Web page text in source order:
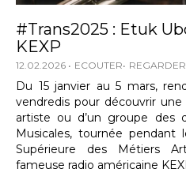
#Trans2025 : Etuk
KEXP
12.02.2026 ECOUTER REGARDER
Du 15 janvier au 5 mars,
vendredis pour découvrir une
artiste ou d’un groupe des
Musicales, tournée pendant
Supérieure des Métiers
fameuse radio américaine